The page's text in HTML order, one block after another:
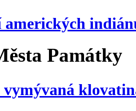
amerických
Památky
vymývaná